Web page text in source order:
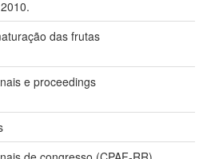
das frutas
e proceedings